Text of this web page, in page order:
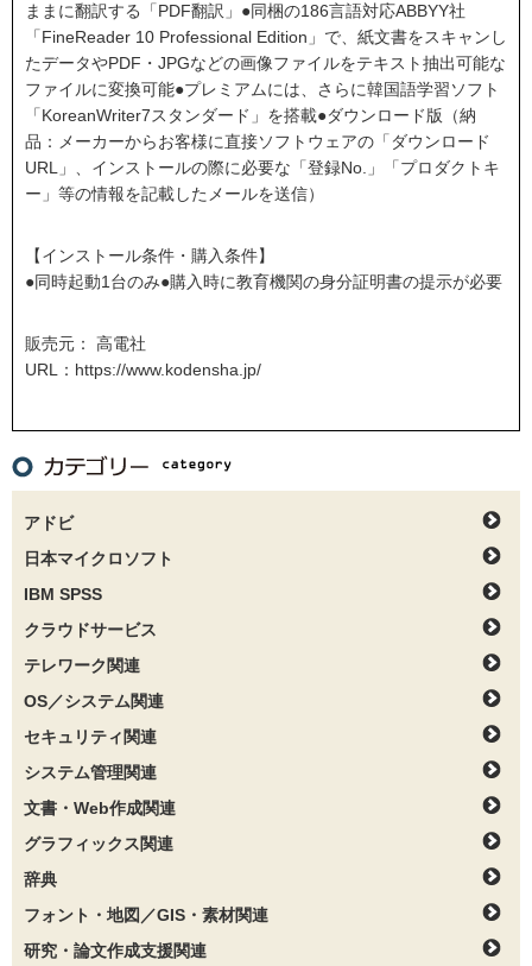
ままに翻訳する「PDF翻訳」●同梱の186言語対応ABBYY社
「FineReader 10 Professional Edition」で、紙文書をスキャンし
たデータやPDF・JPGなどの画像ファイルをテキスト抽出可能な
ファイルに変換可能●プレミアムには、さらに韓国語学習ソフト
「KoreanWriter7スタンダード」を搭載●ダウンロード版（納
品：メーカーからお客様に直接ソフトウェアの「ダウンロード
URL」、インストールの際に必要な「登録No.」「プロダクトキ
ー」等の情報を記載したメールを送信）
【インストール条件・購入条件】
●同時起動1台のみ●購入時に教育機関の身分証明書の提示が必要
販売元： 高電社
URL： https://www.kodensha.jp/
アドビ
日本マイクロソフト
IBM SPSS
クラウドサービス
テレワーク関連
OS／システム関連
セキュリティ関連
システム管理関連
文書・Web作成関連
グラフィックス関連
辞典
フォント・地図／GIS・素材関連
研究・論文作成支援関連